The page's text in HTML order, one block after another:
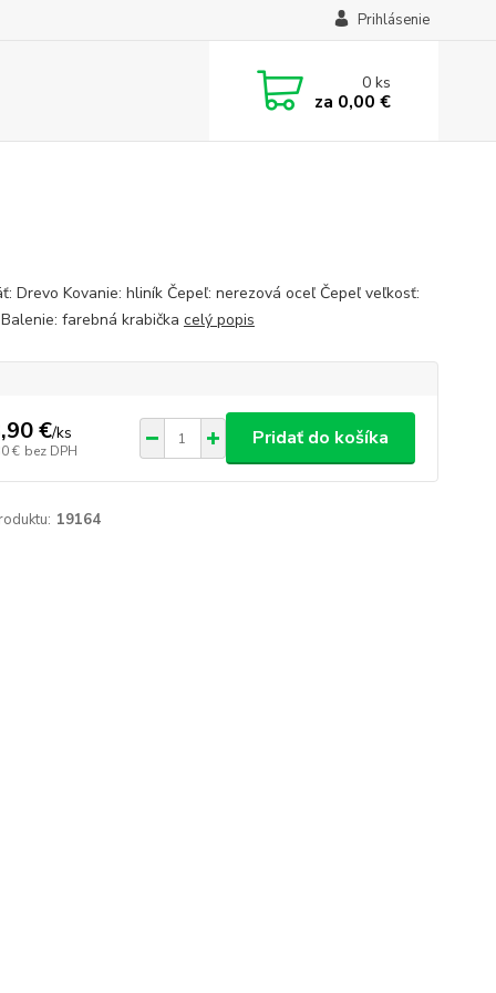
Prihlásenie
0ks
za 0,00 €
Drevo Kovanie: hliník Čepeľ: nerezová oceľ Čepeľ veľkosť:
farebná krabička celý popis
€/ks
€ bez DPH
Pridať do košíka
19164